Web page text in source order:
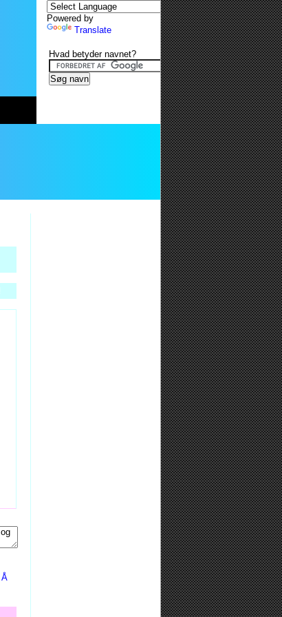
Å
Powered by
Translate
Hvad betyder navnet?